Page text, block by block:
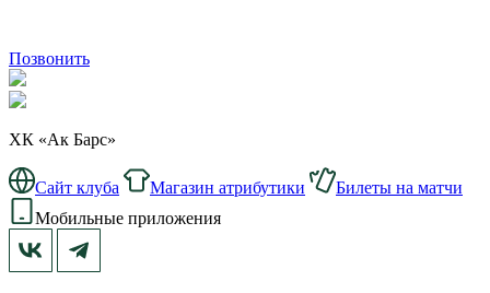
Позвонить
ХК «Ак Барс»
Сайт клуба Магазин атрибутики
Билеты на матчи
Мобильные приложения